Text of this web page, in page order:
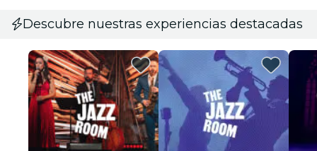
Descubre nuestras experiencias destacadas